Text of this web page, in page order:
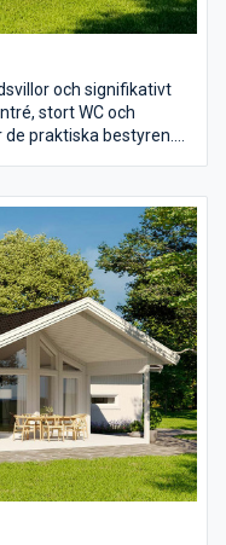
och signifikativt
stort WC och
praktiska bestyren.
Ryggåstaket ger
många att trivas och